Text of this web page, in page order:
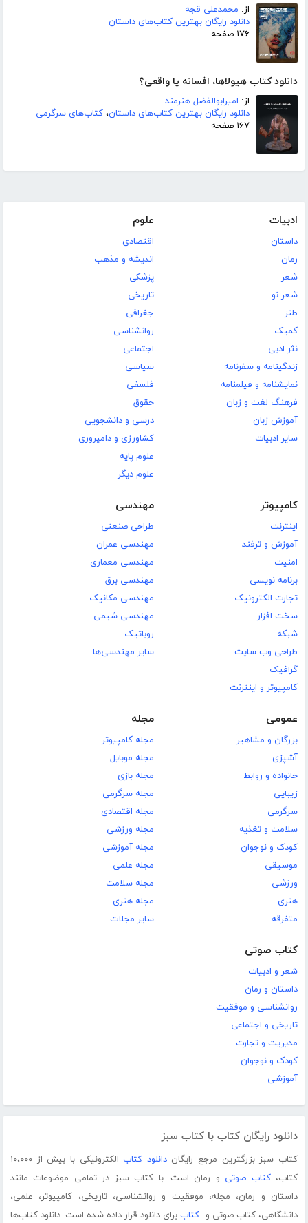
از: محمدعلی قجه
دانلود رایگان بهترین کتاب‌های داستان
۱۷۶ صفحه
دانلود کتاب هیولاها، افسانه یا واقعی؟
از: امیرابوالفضل هنرمند
دانلود رایگان بهترین کتاب‌های داستان، کتاب‌های سرگرمی
۱۶۷ صفحه
ادبیات
داستان
رمان
شعر
شعر نو
طنز
کمیک
نثر ادبی
زندگینامه و سفرنامه
نمایشنامه و فیلمنامه
فرهنگ لغت و زبان
آموزش زبان
سایر ادبیات
علوم
اقتصادی
اندیشه و مذهب
پزشکی
تاریخی
جغرافی
روانشناسی
اجتماعی
سیاسی
فلسفی
حقوق
درسی و دانشجویی
کشاورزی و دامپروری
علوم پایه
علوم دیگر
کامپیوتر
اینترنت
آموزش و ترفند
امنیت
برنامه نویسی
تجارت الکترونیک
سخت افزار
شبکه
طراحی وب سایت
گرافیک
کامپیوتر و اینترنت
مهندسی
طراحی صنعتی
مهندسی عمران
مهندسی معماری
مهندسی برق
مهندسی مکانیک
مهندسی شیمی
روباتیک
سایر مهندسی‌ها
عمومی
بزرگان و مشاهیر
آشپزی
خانواده و روابط
زیبایی
سرگرمی
سلامت و تغذیه
کودک و نوجوان
موسیقی
ورزشی
هنری
متفرقه
مجله
مجله کامپیوتر
مجله موبایل
مجله بازی
مجله سرگرمی
مجله اقتصادی
مجله ورزشی
مجله آموزشی
مجله علمی
مجله سلامت
مجله هنری
سایر مجلات
کتاب صوتی
شعر و ادبیات
داستان و رمان
روانشناسی و موفقیت
تاریخی و اجتماعی
مدیریت و تجارت
کودک و نوجوان
آموزشی
دانلود رایگان کتاب با کتاب سبز
کتاب سبز بزرگترین مرجع رایگاندانلود کتاب
الکترونیکی با بیش از ۱۰،۰۰۰
کتاب،کتاب صوتی و رمان است. با کتاب سبز در تمامی موضوعات مانند
داستان و رمان، مجله، موفقیت و روانشناسی، تاریخی، کامپیوتر، علمی،
دانشگاهی، کتاب صوتی و...کتاب برای دانلود قرار داده شده است. دانلود کتاب‌ها